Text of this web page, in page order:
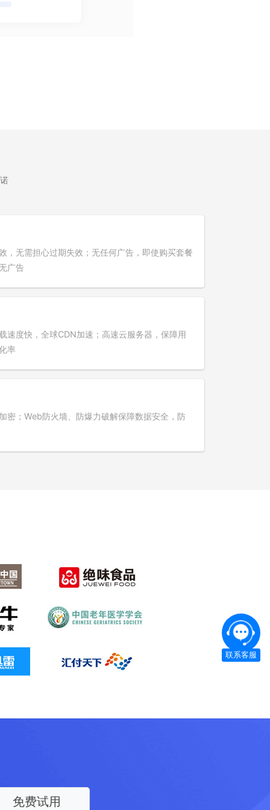
，无需担心过期失效；无任何广告，即使购买套餐
广告
速度快，全球CDN加速；高速云服务器，保障用
率
密；Web防火墙、防爆力破解保障数据安全，防
免费试用
联系客服